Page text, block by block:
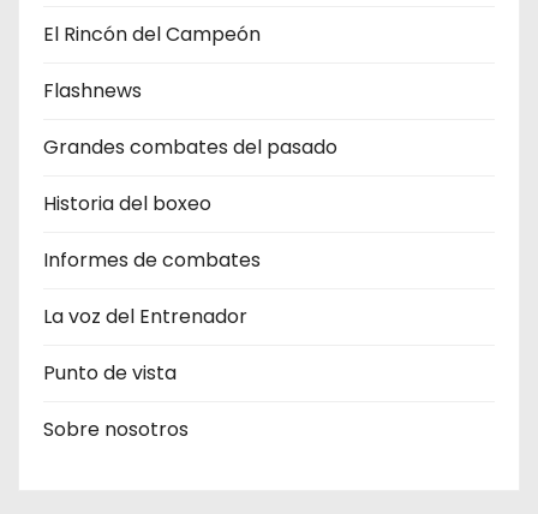
El Rincón del Campeón
Flashnews
Grandes combates del pasado
Historia del boxeo
Informes de combates
La voz del Entrenador
Punto de vista
Sobre nosotros